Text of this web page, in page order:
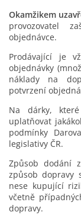
Okamžikem
provozovatel
objednávce.
Prodávající je
objednávky
náklady na
potvrzení
Na dárky,
uplatňovat
podmínky
legislativy ČR.
Způsob dodání
způsob dopravy
nese kupující
včetně
dopravy.